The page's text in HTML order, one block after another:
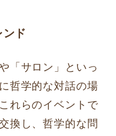
ド
「サロン」といっ
哲学的な対話の場
れらのイベントで
換し、哲学的な問